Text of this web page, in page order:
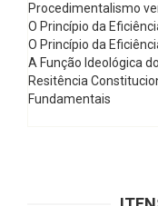
Procedimentalismo
O Princípio da
O Princípio da
A Função Ideológica
Resitência
Fundamentais